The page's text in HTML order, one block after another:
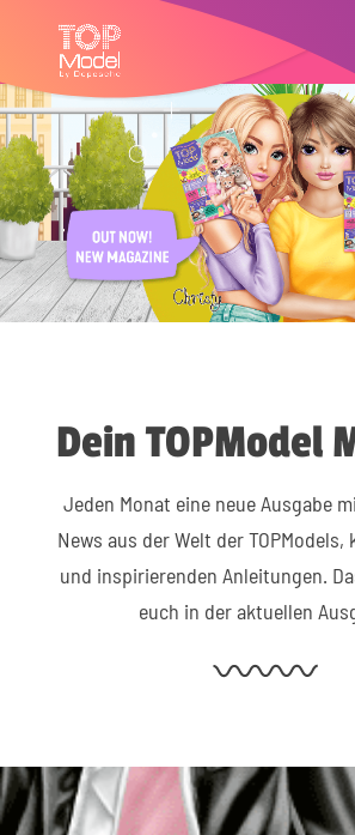
Dein TOPModel
Jeden Monat eine neue Ausgabe
News aus der Welt der TOPModels,
und inspirierenden Anleitungen.
euch in der aktuellen